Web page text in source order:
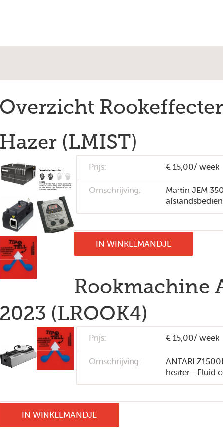
Overzicht
Hazer (LMIST)
Prijs: € 15,00/ week
Omschrijving:
Martin JEM
IN WINKELMANDJE
Rookmachine
2023 (LROOK4)
Prijs: € 15,00/ week
Omschrijving:
ANTARI
heater - Fluid
IN WINKELMANDJE